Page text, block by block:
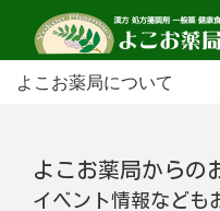
よこお薬局について
よこお薬局からの
イベント情報なども